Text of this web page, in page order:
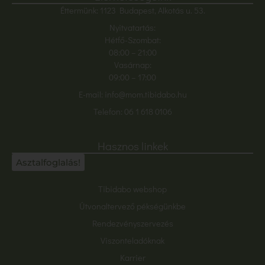
Éttermünk: 1123 Budapest, Alkotás u. 53.
Nyitvatartás:
Hétfő-Szombat:
08:00
– 21:00
Vasárnap:
09:00 – 17:00
E-mail: info@mom.tibidabo.hu
Telefon: 06 1 618 0106
Hasznos linkek
Asztalfoglalás!
Tibidabo webshop
Útvonaltervező pékségünkbe
Rendezvényszervezés
Viszonteladóknak
Karrier